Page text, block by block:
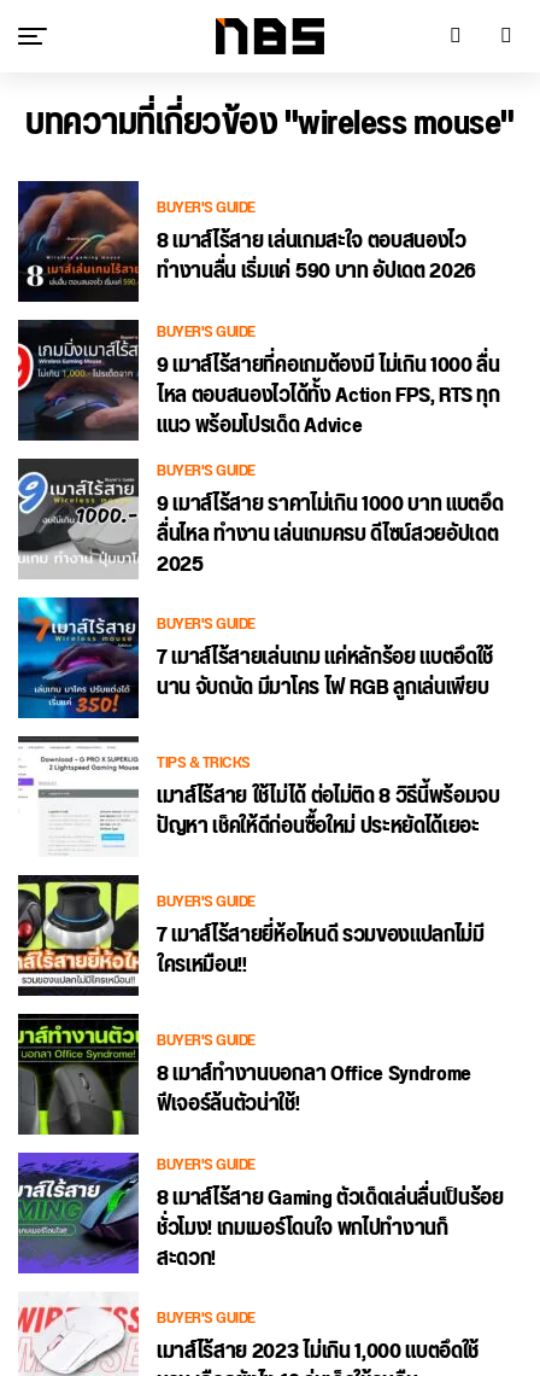
บทความที่เกี่ยวข้อง "wireless mouse"
BUYER'S GUIDE
8 เมาส์ไร้สาย เล่นเกมสะใจ ตอบสนองไว
ทำงานลื่น เริ่มแค่ 590 บาท อัปเดต 2026
BUYER'S GUIDE
9 เมาส์ไร้สายที่คอเกมต้องมี ไม่เกิน 1000 ลื่น
ไหล ตอบสนองไวได้ทั้ง Action FPS, RTS ทุก
แนว พร้อมโปรเด็ด Advice
BUYER'S GUIDE
9 เมาส์ไร้สาย ราคาไม่เกิน 1000 บาท แบตอึด
ลื่นไหล ทำงาน เล่นเกมครบ ดีไซน์สวยอัปเดต
2025
BUYER'S GUIDE
7 เมาส์ไร้สายเล่นเกม แค่หลักร้อย แบตอึดใช้
นาน จับถนัด มีมาโคร ไฟ RGB ลูกเล่นเพียบ
TIPS & TRICKS
เมาส์ไร้สาย ใช้ไม่ได้ ต่อไม่ติด 8 วิธีนี้พร้อมจบ
ปัญหา เช็คให้ดีก่อนซื้อใหม่ ประหยัดได้เยอะ
BUYER'S GUIDE
7 เมาส์ไร้สายยี่ห้อไหนดี รวมของแปลกไม่มี
ใครเหมือน!!
BUYER'S GUIDE
8 เมาส์ทำงานบอกลา Office Syndrome
ฟีเจอร์ล้นตัวน่าใช้!
BUYER'S GUIDE
8 เมาส์ไร้สาย Gaming ตัวเด็ดเล่นลื่นเป็นร้อย
ชั่วโมง! เกมเมอร์โดนใจ พกไปทำงานก็
สะดวก!
BUYER'S GUIDE
เมาส์ไร้สาย 2023 ไม่เกิน 1,000 แบตอึดใช้